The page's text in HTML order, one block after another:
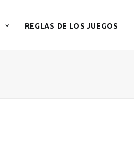
REGLAS DE LOS JUEGOS